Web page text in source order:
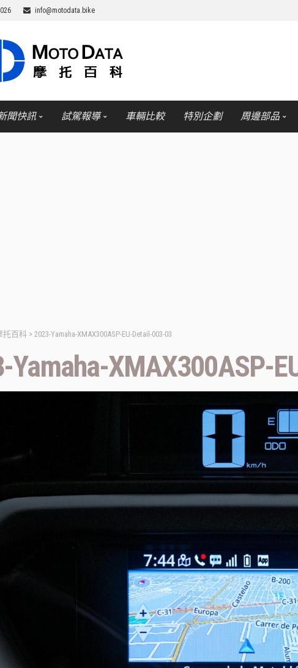
info@motodata.bike
聞快訊 試駕報導 車輛比較 特別企劃 周邊部品
托百科 > 2023-Yamaha-XMAX300ASP-EU-Detail-003-03
Yamaha-XMAX300ASP-